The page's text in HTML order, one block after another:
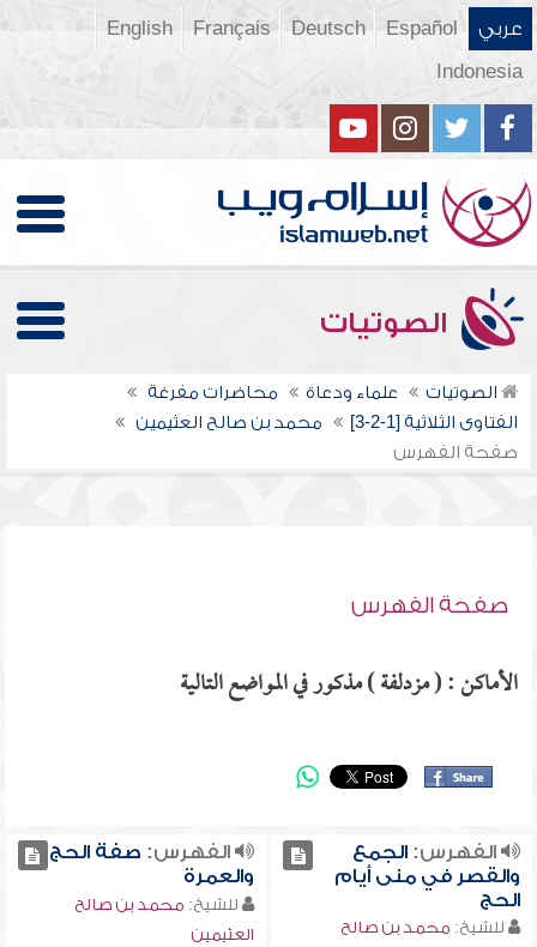
عربي Español
Deutsch
Français
English
Indonesia
الصوتيات
الصوتيات علماء ودعاة
محاضرات مفرغة
الفتاوى الثلاثية [1-2-3]
محمد بن صالح العثيمين
صفحة الفهرس
صفحة الفهرس
الأماكن : ( مزدلفة ) مذكور في المواضع التالية
الفهرس:الجمع
والقصر في منى أيام
الحج
للشيخ: محمد بن صالح
الفهرس: صفة الحج
والعمرة
للشيخ: محمد بن صالح
العثيمين